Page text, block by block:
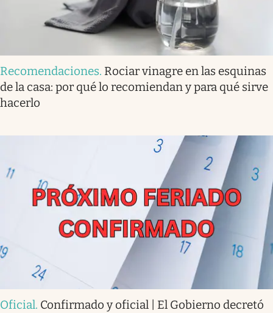
Recomendaciones. Rociar vinagre en las esquinas
de la casa: por qué lo recomiendan y para qué sirve
hacerlo
Oficial. Confirmado y oficial | El Gobierno decretó